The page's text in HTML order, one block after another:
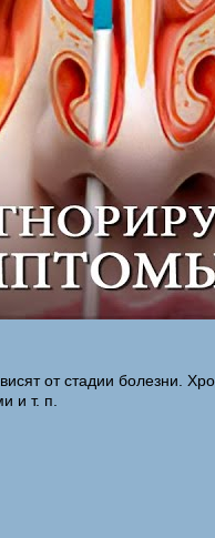
от стадии болезни.
и т. п.